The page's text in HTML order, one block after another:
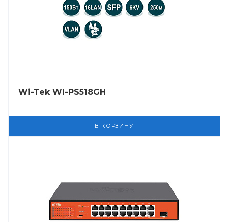
Wi-Tek WI-PS518GH
В КОРЗИНУ